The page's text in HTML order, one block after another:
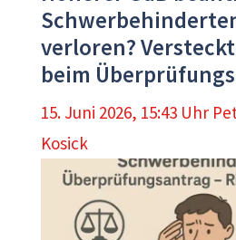
verloren?
beim
15. Juni 2026, 15:43 Uhr
Kosick